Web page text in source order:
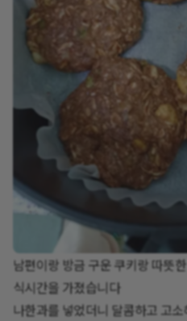
남편이랑 방금 구운 쿠키랑 따뜻
식시간을 가졌습니다
나한과를 넣었더니 달콤하고 고